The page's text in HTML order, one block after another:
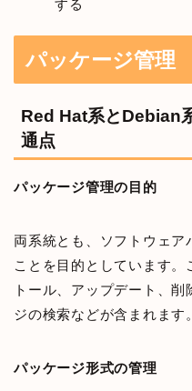
する
パッケージ管理
Red Hat系とDebian
通点
パッケージ管理の目的
両系統とも、ソフトウェア
ことを目的としています。
トール、アップデート、
ジの検索などが含まれます。
パッケージ形式の管理